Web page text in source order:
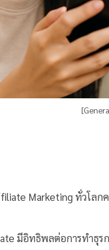
Marketing ทั่วโลก
มีอิทธิพลต่อการทำธุร